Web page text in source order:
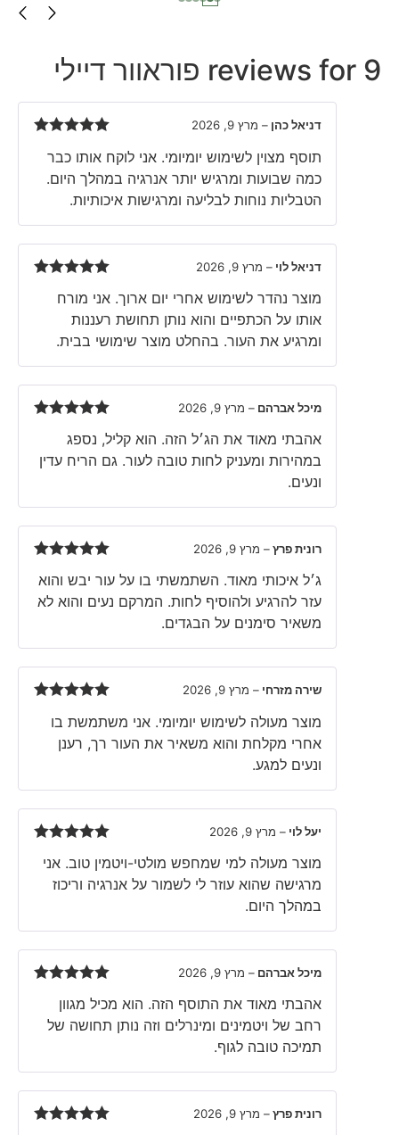
9 reviews for פוראוור דיילי
of 5
דניאל כהן – מרץ 9, 2026
תוסף מצוין לשימוש יומיומי. אני לוקח אותו כבר
כמה שבועות ומרגיש יותר אנרגיה במהלך היום.
הטבליות נוחות לבליעה ומרגישות איכותיות.
of 5
דניאל לוי – מרץ 9, 2026
מוצר נהדר לשימוש אחרי יום ארוך. אני מורח
אותו על הכתפיים והוא נותן תחושת רעננות
ומרגיע את העור. בהחלט מוצר שימושי בבית.
of 5
מיכל אברהם – מרץ 9, 2026
אהבתי מאוד את הג׳ל הזה. הוא קליל, נספג
במהירות ומעניק לחות טובה לעור. גם הריח עדין
ונעים.
of 5
רונית פרץ– מרץ 9, 2026
ג׳ל איכותי מאוד. השתמשתי בו על עור יבש והוא
עזר להרגיע ולהוסיף לחות. המרקם נעים והוא לא
משאיר סימנים על הבגדים.
of 5
שירה מזרחי – מרץ 9, 2026
מוצר מעולה לשימוש יומיומי. אני משתמשת בו
אחרי מקלחת והוא משאיר את העור רך, רענן
ונעים למגע.
of 5
יעל לוי – מרץ 9, 2026
מוצר מעולה למי שמחפש מולטי-ויטמין טוב. אני
מרגישה שהוא עוזר לי לשמור על אנרגיה וריכוז
במהלך היום.
of 5
מיכל אברהם – מרץ 9, 2026
אהבתי מאוד את התוסף הזה. הוא מכיל מגוון
רחב של ויטמינים ומינרלים וזה נותן תחושה של
תמיכה טובה לגוף.
רונית פרץ– מרץ 9, 2026